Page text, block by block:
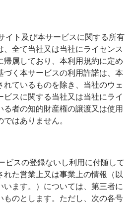
イト及び本サービスに関する所有
、全て当社又は当社にライセンス
帰属しており、本利用規約に定め
づく本サービスの利用許諾は、本
れているものを除き、当社のウェ
ビスに関する当社又は当社にライ
る者の知的財産権の譲渡又は使用
はありません。
ビスの登録ないし利用に付随して
れた営業上又は事業上の情報（以
います。）については、第三者に
ものとします。ただし、次の各号